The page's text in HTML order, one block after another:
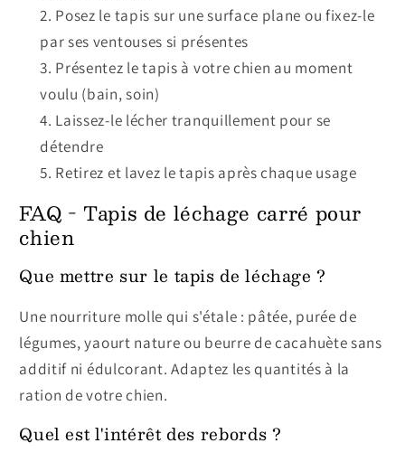
Posez le tapis sur une surface plane ou fixez-le
par ses ventouses si présentes
Présentez le tapis à votre chien au moment
voulu (bain, soin)
Laissez-le lécher tranquillement pour se
détendre
Retirez et lavez le tapis après chaque usage
FAQ - Tapis de léchage carré pour
chien
Que mettre sur le tapis de léchage ?
Une nourriture molle qui s'étale : pâtée, purée de
légumes, yaourt nature ou beurre de cacahuète sans
additif ni édulcorant. Adaptez les quantités à la
ration de votre chien.
Quel est l'intérêt des rebords ?